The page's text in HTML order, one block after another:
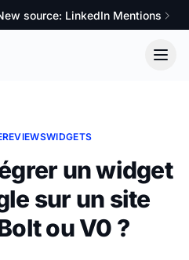
source: LinkedIn Mentions
REVIEWSWIDGETS
un widget
sur un site
ou V0 ?